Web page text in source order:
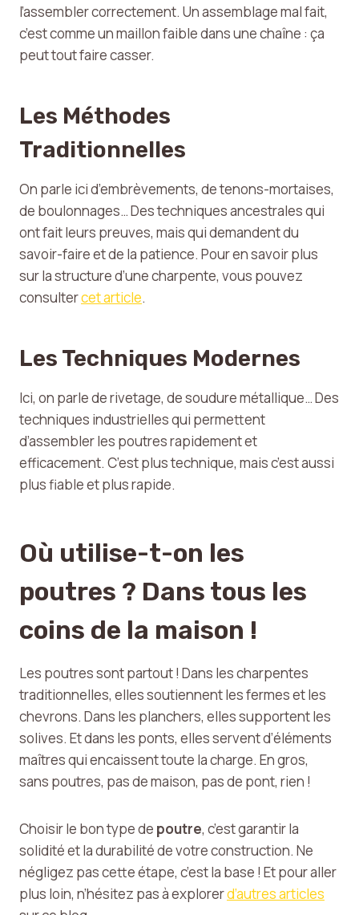
l’assembler correctement. Un assemblage mal fait,
c’est comme un maillon faible dans une chaîne : ça
peut tout faire casser.
Les Méthodes
Traditionnelles
On parle ici d’embrèvements, de tenons-mortaises,
de boulonnages… Des techniques ancestrales qui
ont fait leurs preuves, mais qui demandent du
savoir-faire et de la patience. Pour en savoir plus
sur la structure d’une charpente, vous pouvez
consultercet article.
Les Techniques Modernes
Ici, on parle de rivetage, de soudure métallique… Des
techniques industrielles qui permettent
d’assembler les poutres rapidement et
efficacement. C’est plus technique, mais c’est aussi
plus fiable et plus rapide.
Où utilise-t-on les
poutres ? Dans tous les
coins de la maison !
Les poutres sont partout ! Dans les charpentes
traditionnelles, elles soutiennent les fermes et les
chevrons. Dans les planchers, elles supportent les
solives. Et dans les ponts, elles servent d’éléments
maîtres qui encaissent toute la charge. En gros,
sans poutres, pas de maison, pas de pont, rien !
Choisir le bon type de poutre, c’est garantir la
solidité et la durabilité de votre construction. Ne
négligez pas cette étape, c’est la base ! Et pour aller
plus loin, n’hésitez pas à explorerd’autres articles